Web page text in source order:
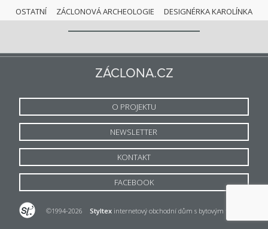
OSTATNÍ
ZÁCLONOVÁ ARCHEOLOGIE DESIGNÉRKA KAROLÍNKA
VENKOVNÍ STÍNĚNÍ
ZÁCLONA.CZ
O PROJEKTU
NEWSLETTER
KONTAKT
FACEBOOK
©1994-2026 Styltexinternetový obchodní dům s bytovým textilem